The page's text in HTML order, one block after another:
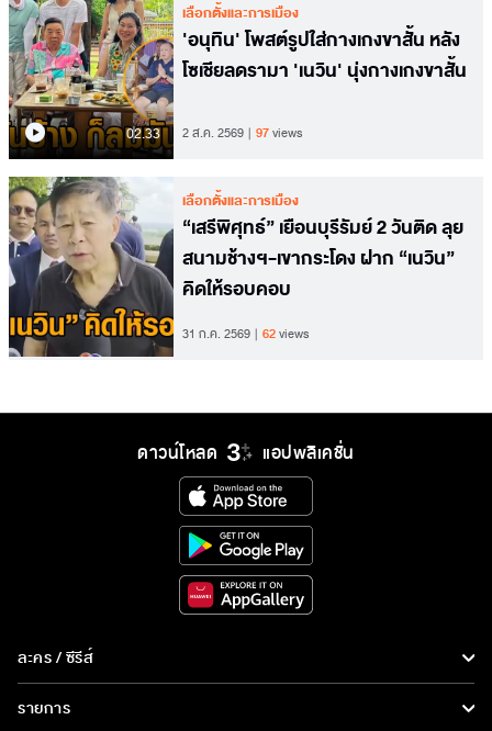
02.33
เลือกตั้งและการเมือง
'อนุทิน' โพสต์รูปใส่กางเกงขาสั้น หลัง
โซเชียลดรามา 'เนวิน' นุ่งกางเกงขาสั้น
2 ส.ค. 2569 97views
เลือกตั้งและการเมือง
“เสรีพิศุทธ์” เยือนบุรีรัมย์ 2 วันติด ลุย
สนามช้างฯ-เขากระโดง ฝาก “เนวิน”
คิดให้รอบคอบ
31 ก.ค. 2569 62views
ดาวน์โหลด แอปพลิเคชั่น
ละคร / ซีรีส์
รายการ